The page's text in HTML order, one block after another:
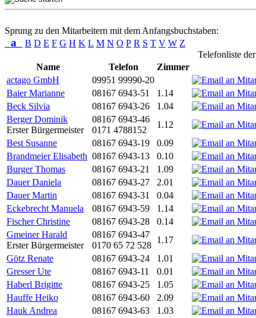
Sprung zu den Mitarbeitern mit dem Anfangsbuchstaben:
a B D E F G H K L M N O P R S T V W Z
Telefonliste
Name
Telefon Zimmer
actago GmbH
09951 99990-20
Baier Marianne
08167 6943-51 1.14
Beck Silvia
08167 6943-26 1.04
Berger Dominik
Erster Bürgermeister
08167 6943-46
0171 4788152
1.12
Best Susanne
08167 6943-19 0.09
Brandmeier Elisabeth 08167 6943-13 0.10
Burger Thomas
08167 6943-21 1.09
Dauer Daniela
08167 6943-27 2.01
Dauer Martin
08167 6943-31 0.04
Eckebrecht Manuela
08167 6943-59 1.14
Fischer Christine
08167 6943-28 0.14
Gmeiner Harald
Erster Bürgermeister
08167 6943-47
0170 65 72 528
1.17
Götz Renate
08167 6943-24 1.01
Gresser Ute
08167 6943-11 0.01
Haberl Brigitte
08167 6943-25 1.05
Hauffe Heiko
08167 6943-60 2.09
Hauk Andrea
08167 6943-63 1.03